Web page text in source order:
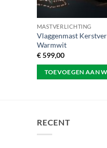
MASTVERLICHTING
Vlaggenmast
Warmwit
€599,00
TOEVOEGEN AAN
RECENT